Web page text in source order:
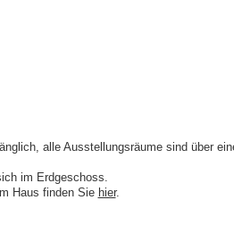
alle Ausstellungsräume sind über
im Erdgeschoss.
Haus finden Sie hier.